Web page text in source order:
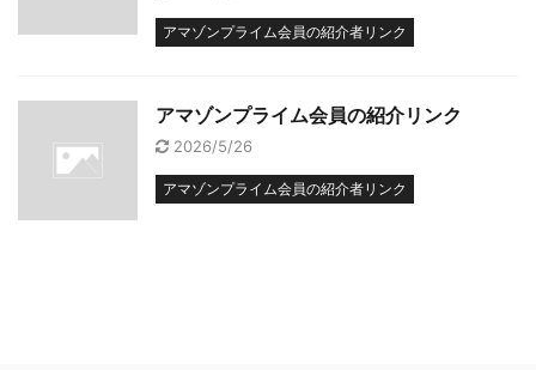
アマゾンプライム会員の紹介者リンク
アマゾンプライム会員の紹介リンク
2026/5/26
アマゾンプライム会員の紹介者リンク